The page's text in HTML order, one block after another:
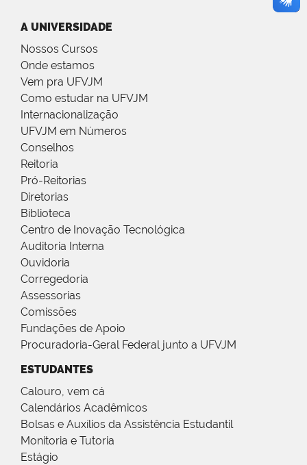
A UNIVERSIDADE
Nossos Cursos
Onde estamos
Vem pra UFVJM
Como estudar na UFVJM
Internacionalização
UFVJM em Números
Conselhos
Reitoria
Pró-Reitorias
Diretorias
Biblioteca
Centro de Inovação Tecnológica
Auditoria Interna
Ouvidoria
Corregedoria
Assessorias
Comissões
Fundações de Apoio
Procuradoria-Geral Federal junto a UFVJM
ESTUDANTES
Calouro, vem cá
Calendários Acadêmicos
Bolsas e Auxílios da Assistência Estudantil
Monitoria e Tutoria
Estágio